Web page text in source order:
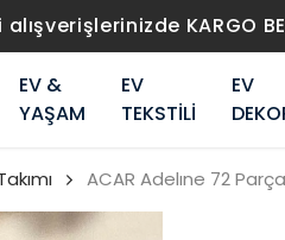
KARGO
EV &
YAŞAM
EV
TEKSTİLİ
EV
ACAR Adelıne 72